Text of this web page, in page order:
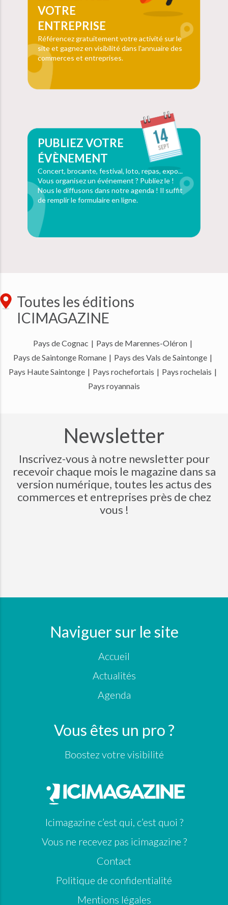
VOTRE
ENTREPRISE
Référencez gratuitement votre activité sur le
site et gagnez en visibilité dans l'annuaire des
commerces et entreprises.
PUBLIEZ VOTRE
ÉVÈNEMENT
Concert, brocante, festival, loto, repas, expo...
Vous organisez un événement ? Publiez le !
Nous le diffusons dans notre agenda ! Il suffit
de remplir le formulaire en ligne.
Toutes les éditions
ICIMAGAZINE
Pays de Cognac | Pays de Marennes-Oléron |
Pays de Saintonge Romane | Pays des Vals de Saintonge |
Pays Haute Saintonge | Pays rochefortais | Pays rochelais |
Pays royannais
Newsletter
Inscrivez-vous à notre newsletter pour
recevoir chaque mois le magazine dans sa
version numérique, toutes les actus des
commerces et entreprises près de chez
vous !
Naviguer sur le site
Accueil
Actualités
Agenda
Vous êtes un pro ?
Boostez votre visibilité
Icimagazine c’est qui, c’est quoi ?
Vous ne recevez pas icimagazine ?
Contact
Politique de confidentialité
Mentions légales